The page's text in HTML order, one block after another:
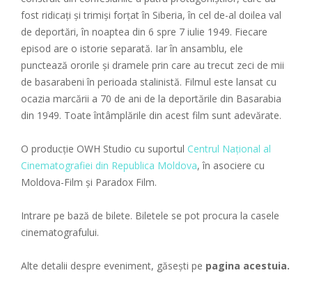
fost ridicaţi şi trimişi forţat în Siberia, în cel de-al doilea val
de deportări, în noaptea din 6 spre 7 iulie 1949. Fiecare
episod are o istorie separată. Iar în ansamblu, ele
punctează ororile şi dramele prin care au trecut zeci de mii
de basarabeni în perioada stalinistă. Filmul este lansat cu
ocazia marcării a 70 de ani de la deportările din Basarabia
din 1949. Toate întâmplările din acest film sunt adevărate.
O producție OWH Studio cu suportul Centrul Naţional al
Cinematografiei din Republica Moldova, în asociere cu
Moldova-Film și Paradox Film.
Intrare pe bază de bilete. Biletele se pot procura la casele
cinematografului.
Alte detalii despre eveniment, găsești pe pagina acestuia.